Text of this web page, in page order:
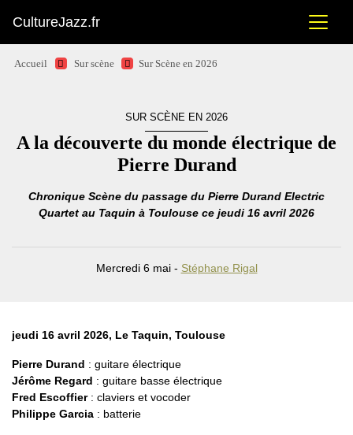
CultureJazz.fr
Accueil Sur scène Sur Scène en 2026
SUR SCÈNE EN 2026
A la découverte du monde électrique de
Pierre Durand
Chronique Scène du passage du Pierre Durand Electric
Quartet au Taquin à Toulouse ce jeudi 16 avril 2026
Mercredi 6 mai - Stéphane Rigal
jeudi 16 avril 2026, Le Taquin, Toulouse
Pierre Durand : guitare électrique
Jérôme Regard : guitare basse électrique
Fred Escoffier: claviers et vocoder
Philippe Garcia : batterie